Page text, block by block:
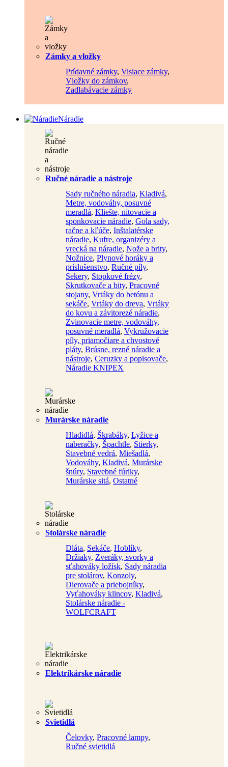
Zámky a vložky
Prídavné zámky, Visiace zámky,
Vložky do zámkov,
Zadlabávacie zámky
Náradie
Ručné náradie a nástroje
Sady ručného náradia, Kladivá,
Metre, vodováhy, posuvné
meradlá, Kliešte, nitovacie a
sponkovacie náradie, Gola sady,
račne a kľúče, Inštalatérske
náradie, Kufre, organizéry a
vrecká na náradie, Nože a brity,
Nožnice, Plynové horáky a
príslušenstvo, Ručné píly,
Sekery, Stopkové frézy,
Skrutkovače a bity, Pracovné
stojany, Vrtáky do betónu a
sekáče, Vrtáky do dreva, Vrtáky
do kovu a závitorezé náradie,
Zvinovacie metre, vodováhy,
posuvné meradlá, Vykružovacie
píly, priamočiare a chvostové
pláty, Brúsne, rezné náradie a
nástroje, Ceruzky a popisovače,
Náradie KNIPEX
Murárske náradie
Hladidlá, Škrabáky, Lyžice a
naberačky, Špachtle, Stierky,
Stavebné vedrá, Miešadlá,
Vodováhy, Kladivá, Murárske
šnúry, Stavebné fúriky,
Murárske sitá, Ostatné
Stolárske náradie
Dláta, Sekáče, Hoblíky,
Držiaky, Zveráky, svorky a
sťahováky ložísk, Sady náradia
pre stolárov, Konzoly,
Dierovače a priebojníky,
Vyťahováky klincov, Kladivá,
Stolárske náradie -
WOLFCRAFT
Elektrikárske náradie
Svietidlá
Čelovky, Pracovné lampy,
Ručné svietidlá